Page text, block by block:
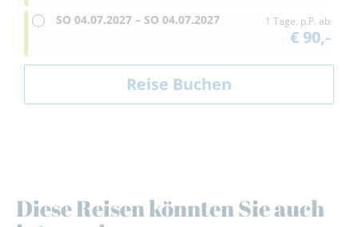
SO 04.07.2027 – SO 04.07.2027 1 Tage, p.P. ab
€ 90,-
Diese Reisen könnten Sie auch